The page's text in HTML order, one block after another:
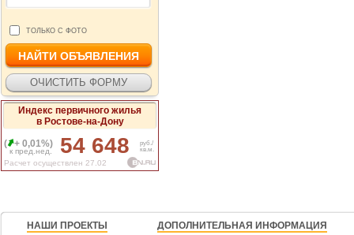
ТОЛЬКО С ФОТО
Индекс первичного жилья
в Ростове-на-Дону
(
+ 0,01%)
к пред.нед. 54 648
руб./
кв.м.
Расчет осуществлен 27.02
НАШИ ПРОЕКТЫ
ДОПОЛНИТЕЛЬНАЯ ИНФОРМАЦИЯ